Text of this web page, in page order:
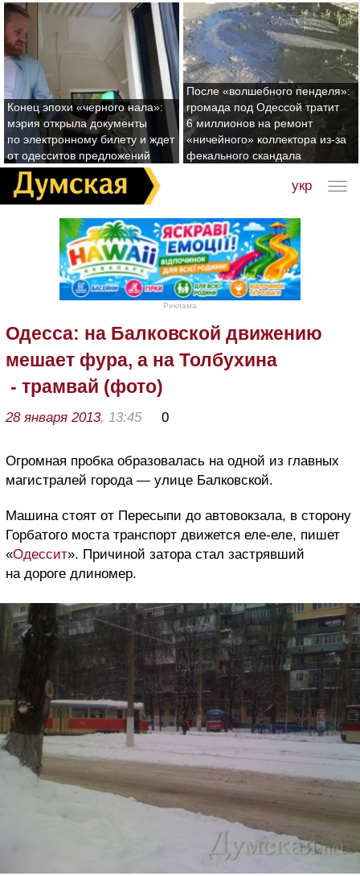
Конец эпохи «черного нала»:
мэрия открыла документы
по электронному билету и ждет
от одесситов предложений
После «волшебного пенделя»:
громада под Одессой тратит
6 миллионов на ремонт
«ничейного» коллектора из-за
фекального скандала
укр
Реклама
Одесса: на Балковской движению
мешает фура, а на Толбухина
- трамвай (фото)
28 января 2013, 13:45 0
Огромная пробка образовалась на одной из главных
магистралей города — улице Балковской.
Машина стоят от Пересыпи до автовокзала, в сторону
Горбатого моста транспорт движется еле-еле, пишет
«Одессит». Причиной затора стал застрявший
на дороге длиномер.